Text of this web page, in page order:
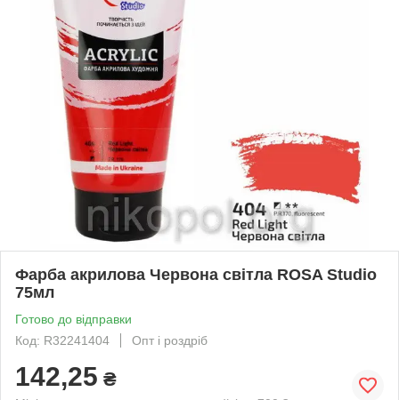
Фарба акрилова Червона світла ROSA Studio
75мл
Готово до відправки
Код: R32241404
Опт і роздріб
142,25 ₴